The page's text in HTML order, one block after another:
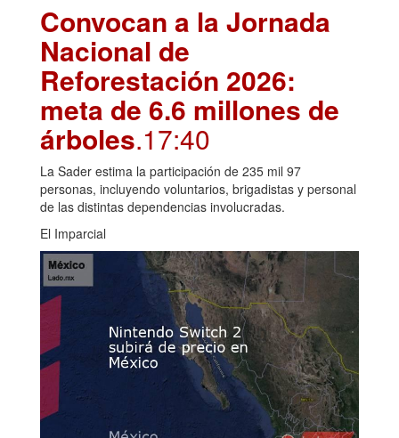
Convocan a la Jornada
Nacional de
Reforestación 2026:
meta de 6.6 millones de
árboles.17:40
La Sader estima la participación de 235 mil 97
personas, incluyendo voluntarios, brigadistas y personal
de las distintas dependencias involucradas.
El Imparcial